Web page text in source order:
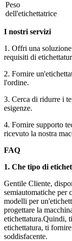
Peso
dell'etichettatrice
I nostri servizi
1. Offri una
requisiti di
2. Fornire
l'ordine.
3. Cerca di ridurre i
esigenze.
4. Fornire supporto
ricevuto la nostra
FAQ
1. Che tipo di
Gentile Cliente,
semiautomatiche per
modelli per
progettare la
etichettatura.Quindi,
etichettatura, ti
soddisfacente.